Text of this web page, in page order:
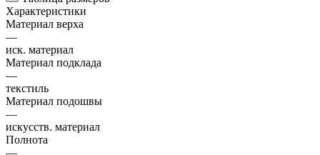
Характеристики
Материал верха
—
иск. материал
Материал подклада
—
текстиль
Материал подошвы
—
искусств. материал
Полнота
—